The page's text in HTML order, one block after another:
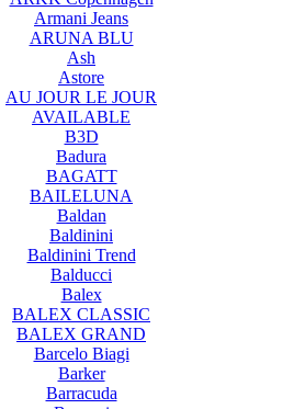
Armani Jeans
ARUNA BLU
Ash
Astore
AU JOUR LE JOUR
AVAILABLE
B3D
Badura
BAGATT
BAILELUNA
Baldan
Baldinini
Baldinini Trend
Balducci
Balex
BALEX CLASSIC
BALEX GRAND
Barcelo Biagi
Barker
Barracuda